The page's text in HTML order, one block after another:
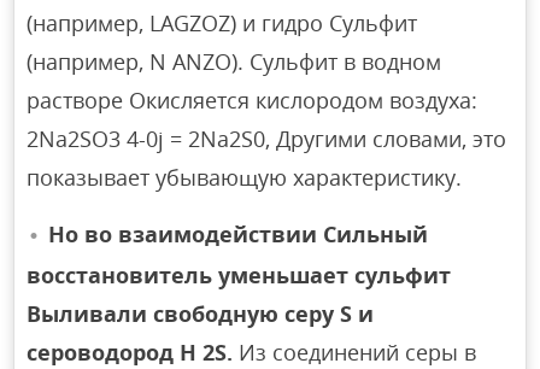
(например, LAGZOZ) и гидро Сульфит
(например, N ANZO). Сульфит в водном
растворе Окисляется кислородом воздуха:
2Na2SO3 4-0j = 2Na2S0, Другими словами, это
показывает убывающую характеристику.
Но во взаимодействии Сильный
восстановитель уменьшает сульфит
Выливали свободную серу S и
сероводород H 2S. Из соединений серы в